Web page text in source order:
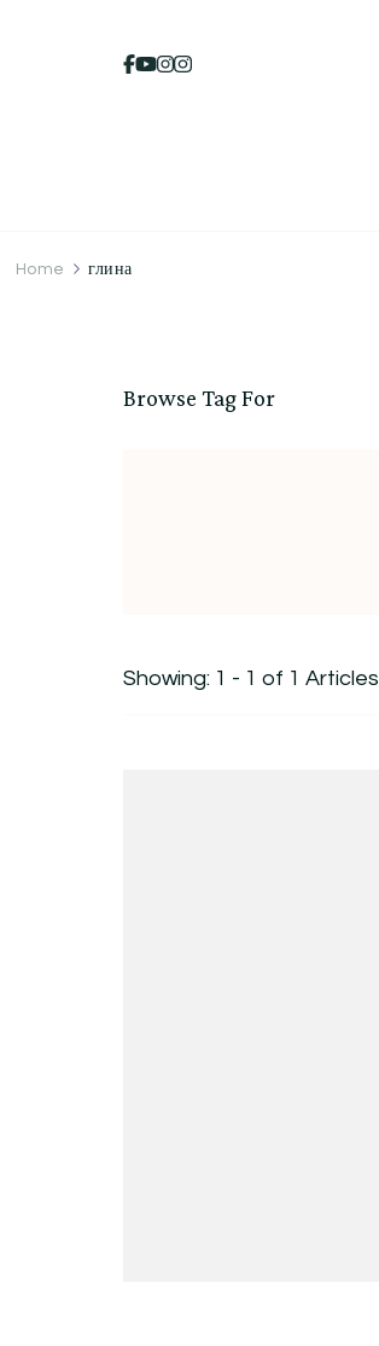
Home глина
Browse Tag For
Showing: 1 - 1 of 1 Articles